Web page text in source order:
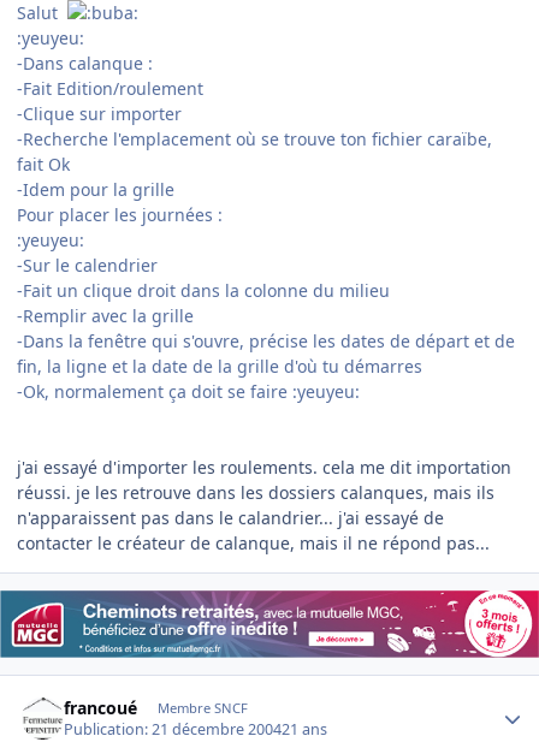
Salut
:yeuyeu:
-Dans calanque :
-Fait Edition/roulement
-Clique sur importer
-Recherche l'emplacement où se trouve ton fichier caraïbe,
fait Ok
-Idem pour la grille
Pour placer les journées :
:yeuyeu:
-Sur le calendrier
-Fait un clique droit dans la colonne du milieu
-Remplir avec la grille
-Dans la fenêtre qui s'ouvre, précise les dates de départ et de
fin, la ligne et la date de la grille d'où tu démarres
-Ok, normalement ça doit se faire :yeuyeu:
j'ai essayé d'importer les roulements. cela me dit importation
réussi. je les retrouve dans les dossiers calanques, mais ils
n'apparaissent pas dans le calandrier... j'ai essayé de
contacter le créateur de calanque, mais il ne répond pas...
francoué Membre SNCF
Publication:21 décembre 200421 ans